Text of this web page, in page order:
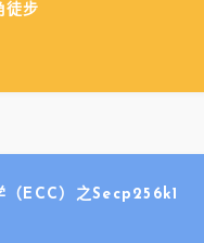
徒步
（ECC）之Secp256k1